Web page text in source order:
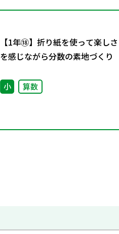
【1年⑱】折り紙を使って楽しさ
を感じながら分数の素地づくり
小 算数